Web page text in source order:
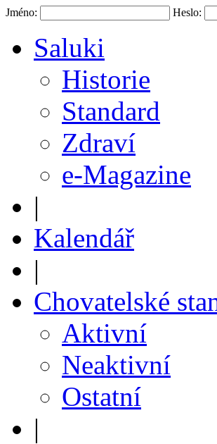
Jméno: Heslo:
Saluki
Historie
Standard
Zdraví
e-Magazine
|
Kalendář
|
Chovatelské
Aktivní
Neaktivní
Ostatní
|